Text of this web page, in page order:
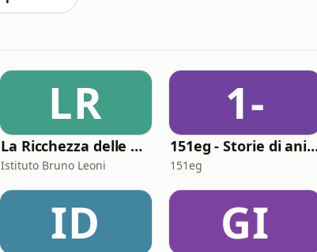
LR
La Ricchezza delle Nazioni
Istituto Bruno Leoni
1-
151eg - Storie
151eg
ID GI